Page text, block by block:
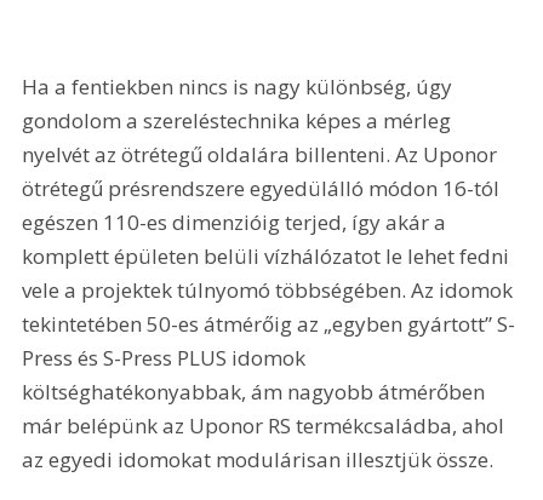
Ha a fentiekben nincs is nagy különbség, úgy
gondolom a szereléstechnika képes a mérleg
nyelvét az ötrétegű oldalára billenteni. Az Uponor
ötrétegű présrendszere egyedülálló módon 16-tól
egészen 110-es dimenzióig terjed, így akár a
komplett épületen belüli vízhálózatot le lehet fedni
vele a projektek túlnyomó többségében. Az idomok
tekintetében 50-es átmérőig az „egyben gyártott” S-
Press és S-Press PLUS idomok
költséghatékonyabbak, ám nagyobb átmérőben
már belépünk az Uponor RS termékcsaládba, ahol
az egyedi idomokat modulárisan illesztjük össze.